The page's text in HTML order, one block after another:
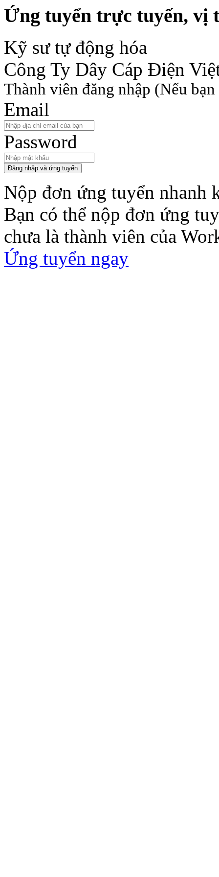
Ứng tuyển trực tuyến, vị
Kỹ sư tự động hóa
Công Ty Dây Cáp Điện
Thành viên đăng nhập (Nếu
Email
Password
Đăng nhập và ứng tuyển
Nộp đơn ứng tuyển nhanh
Bạn có thể nộp đơn ứng
chưa là thành viên của
Ứng tuyển ngay